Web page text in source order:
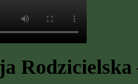
Rodzicielska